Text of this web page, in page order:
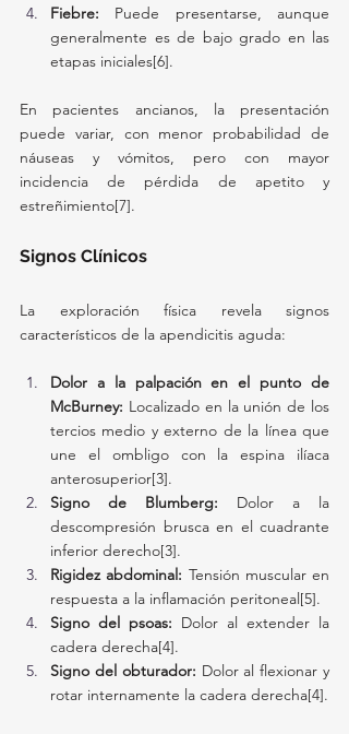
Fiebre: Puede presentarse, aunque
generalmente es de bajo grado en las
etapas iniciales[6].
En pacientes ancianos, la presentación
puede variar, con menor probabilidad de
náuseas y vómitos, pero con mayor
incidencia de pérdida de apetito y
estreñimiento[7].
Signos Clínicos
La exploración física revela signos
característicos de la apendicitis aguda:
Dolor a la palpación en el punto de
McBurney: Localizado en la unión de los
tercios medio y externo de la línea que
une el ombligo con la espina ilíaca
anterosuperior[3].
Signo de Blumberg: Dolor a la
descompresión brusca en el cuadrante
inferior derecho[3].
Rigidez abdominal: Tensión muscular en
respuesta a la inflamación peritoneal[5].
Signo del psoas: Dolor al extender la
cadera derecha[4].
Signo del obturador: Dolor al flexionar y
rotar internamente la cadera derecha[4].